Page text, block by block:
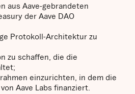
aus Aave-gebrandeten
der Aave DAO
Protokoll-Architektur zu
zu schaffen, die die
einzurichten, in dem die
Aave Labs finanziert.